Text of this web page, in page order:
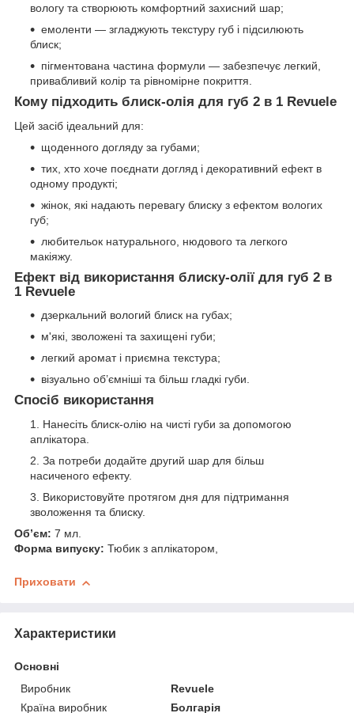
вологу та створюють комфортний захисний шар;
емоленти — згладжують текстуру губ і підсилюють
блиск;
пігментована частина формули — забезпечує легкий,
привабливий колір та рівномірне покриття.
Кому підходить блиск-олія для губ 2 в 1 Revuele
Цей засіб ідеальний для:
щоденного догляду за губами;
тих, хто хоче поєднати догляд і декоративний ефект в
одному продукті;
жінок, які надають перевагу блиску з ефектом вологих
губ;
любительок натурального, нюдового та легкого
макіяжу.
Ефект від використання блиску-олії для губ 2 в
1 Revuele
дзеркальний вологий блиск на губах;
м'які, зволожені та захищені губи;
легкий аромат і приємна текстура;
візуально об’ємніші та більш гладкі губи.
Спосіб використання
Нанесіть блиск-олію на чисті губи за допомогою
аплікатора.
За потреби додайте другий шар для більш
насиченого ефекту.
Використовуйте протягом дня для підтримання
зволоження та блиску.
Об’єм: 7 мл.
Форма випуску: Тюбик з аплікатором,
Приховати
Характеристики
Основні
Виробник
Revuele
Країна виробник
Болгарія